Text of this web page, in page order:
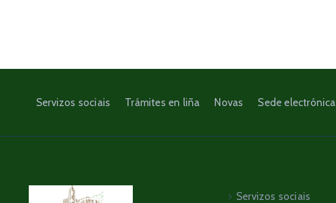
Servizos sociais Trámites en liña Novas Sede electrónica
Servizos sociais